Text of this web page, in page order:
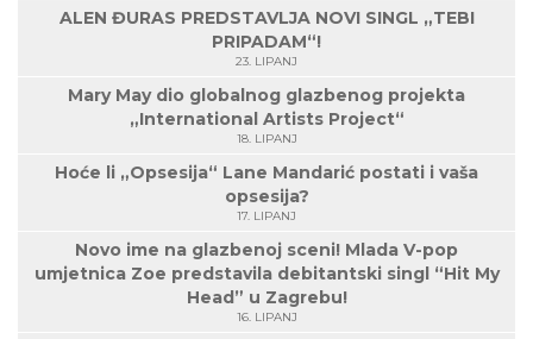
ALEN ĐURAS PREDSTAVLJA NOVI SINGL „TEBI
PRIPADAM“!
23. LIPANJ
Mary May dio globalnog glazbenog projekta
„International Artists Project“
18. LIPANJ
Hoće li „Opsesija“ Lane Mandarić postati i vaša
opsesija?
17. LIPANJ
Novo ime na glazbenoj sceni! Mlada V-pop
umjetnica Zoe predstavila debitantski singl “Hit My
Head” u Zagrebu!
16. LIPANJ